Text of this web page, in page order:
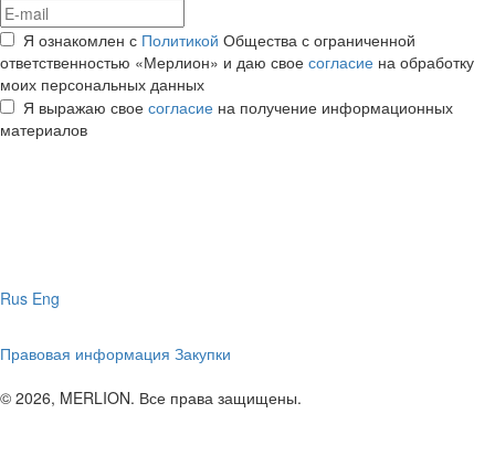
Я ознакомлен с Политикой Общества с ограниченной
ответственностью «Мерлион» и даю свое согласие на обработку
моих персональных данных
Я выражаю свое согласие на получение информационных
материалов
Rus Eng
Правовая информация Закупки
© 2026, MERLION. Все права защищены.